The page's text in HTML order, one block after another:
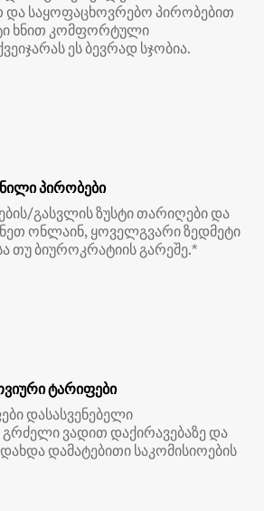
და საყოფაცხოვრებო პირობებით
ხნით კომფორტული
ეს ბევრად სჯობია.
პირობები
გასვლის ზუსტი თარიღები და
ონლაინ, ყოველგვარი ზედმეტი
თუ ბიუროკრატიის გარეშე.*
ტარიფები
დასასვენებელი
ვადით დაქირავებაზე და
დამატებითი საკომისიოების